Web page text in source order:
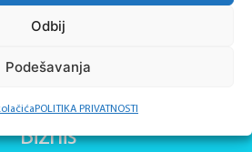
Odbij
Podešavanja
POLITIKA PRIVATNOSTI
Biznis